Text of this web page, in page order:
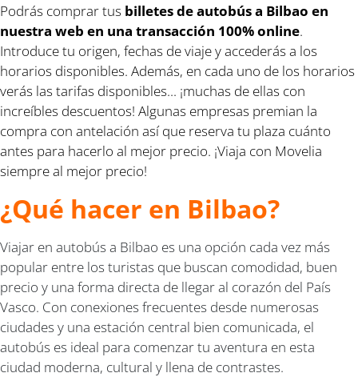
Podrás comprar tus billetes de autobús a Bilbao en
nuestra web en una transacción 100% online.
Introduce tu origen, fechas de viaje y accederás a los
horarios disponibles. Además, en cada uno de los horarios
verás las tarifas disponibles... ¡muchas de ellas con
increíbles descuentos! Algunas empresas premian la
compra con antelación así que reserva tu plaza cuánto
antes para hacerlo al mejor precio. ¡Viaja con Movelia
siempre al mejor precio!
¿Qué hacer en Bilbao?
Viajar en autobús a Bilbao es una opción cada vez más
popular entre los turistas que buscan comodidad, buen
precio y una forma directa de llegar al corazón del País
Vasco. Con conexiones frecuentes desde numerosas
ciudades y una estación central bien comunicada, el
autobús es ideal para comenzar tu aventura en esta
ciudad moderna, cultural y llena de contrastes.